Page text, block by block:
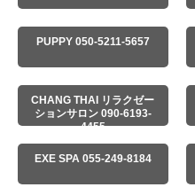
PUPPY 050-5211-5657
CHANG THAI リラクゼー
ションサロン 090-6193-
4455
EXE SPA 055-249-8184